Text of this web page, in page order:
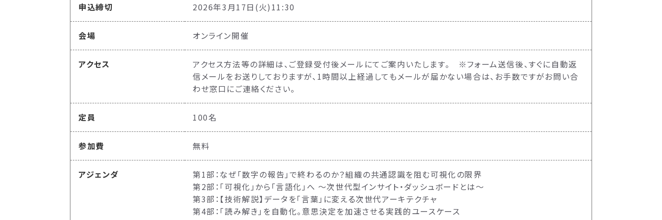
申込締切 2026年3月17日(火)11:30
会場 オンライン開催
アクセス
アクセス方法等の詳細は、ご登録受付後メールにてご案内いたします。 ※フォーム送信後、すぐに自動返
信メールをお送りしておりますが、1時間以上経過してもメールが届かない場合は、お手数ですがお問い合
わせ窓口にご連絡ください。
定員 100名
参加費 無料
アジェンダ
第1部：なぜ「数字の報告」で終わるのか？組織の共通認識を阻む可視化の限界
第2部：「可視化」から「言語化」へ 〜次世代型インサイト・ダッシュボードとは〜
第3部：【技術解説】データを「言葉」に変える次世代アーキテクチャ
第4部：「読み解き」を自動化。意思決定を加速させる実践的ユースケース